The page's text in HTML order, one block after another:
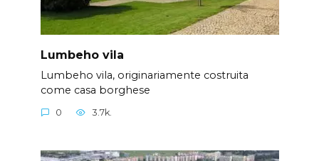
Lumbeho vila
Lumbeho vila, originariamente costruita
come casa borghese
0 3.7k.